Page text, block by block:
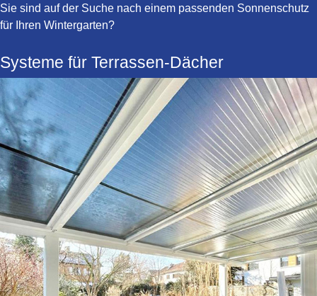
Sie sind auf der Suche nach einem passenden Sonnenschutz
für Ihren Wintergarten?
Systeme für Terrassen-Dächer